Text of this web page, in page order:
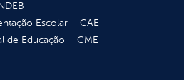
Escolar – CAE
de Educação – CME